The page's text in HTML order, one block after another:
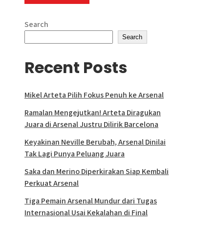
Search
Search
Recent Posts
Mikel Arteta Pilih Fokus Penuh ke Arsenal
Ramalan Mengejutkan! Arteta Diragukan
Juara di Arsenal Justru Dilirik Barcelona
Keyakinan Neville Berubah, Arsenal Dinilai
Tak Lagi Punya Peluang Juara
Saka dan Merino Diperkirakan Siap Kembali
Perkuat Arsenal
Tiga Pemain Arsenal Mundur dari Tugas
Internasional Usai Kekalahan di Final